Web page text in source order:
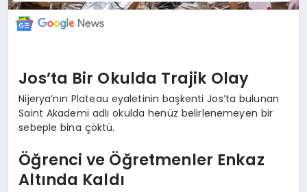
Jos’ta Bir Okulda Trajik Olay
Nijerya’nın Plateau eyaletinin başkenti Jos’ta bulunan
Saint Akademi adlı okulda henüz belirlenemeyen bir
sebeple bina çöktü.
Öğrenci ve Öğretmenler Enkaz
Altında Kaldı